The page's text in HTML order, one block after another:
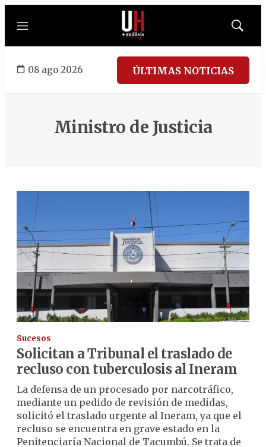
Menú
Mostrar
08 ago 2026 ÚLTIMAS NOTICIAS
Ministro de Justicia
Sucesos
Solicitan a Tribunal el traslado de
recluso con tuberculosis al Ineram
La defensa de un procesado por narcotráfico,
mediante un pedido de revisión de medidas,
solicitó el traslado urgente al Ineram, ya que el
recluso se encuentra en grave estado en la
Penitenciaría Nacional de Tacumbú. Se trata de